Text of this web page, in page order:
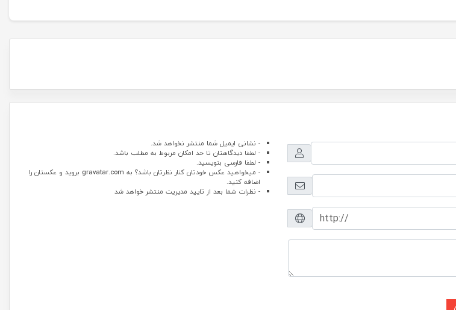
- نشانی ایمیل شما منتشر نخواهد شد.
- لطفا دیدگاهتان تا حد امکان مربوط به مطلب باشد.
- لطفا فارسی بنویسید.
- میخواهید عکس خودتان کنار نظرتان باشد؟ به gravatar.com بروید و عکستان را
اضافه کنید.
- نظرات شما بعد از تایید مدیریت منتشر خواهد شد